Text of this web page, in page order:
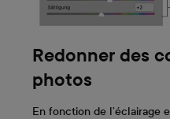
Redonner des
photos
En fonction de l’éclairage